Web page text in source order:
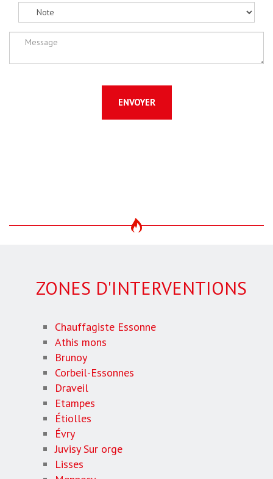
ENVOYER
ZONES D'INTERVENTIONS
Chauffagiste Essonne
Athis mons
Brunoy
Corbeil-Essonnes
Draveil
Etampes
Étiolles
Évry
Juvisy Sur orge
Lisses